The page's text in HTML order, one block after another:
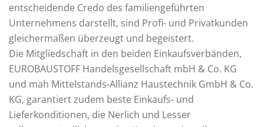
entscheidende Credo des familiengeführten
Unternehmens darstellt, sind Profi- und Privatkunden
gleichermaßen überzeugt und begeistert.
Die Mitgliedschaft in den beiden Einkaufsverbänden,
EUROBAUSTOFF Handelsgesellschaft mbH & Co. KG
und mah Mittelstands-Allianz Haustechnik GmbH & Co.
KG, garantiert zudem beste Einkaufs- und
Lieferkonditionen, die Nerlich und Lesser